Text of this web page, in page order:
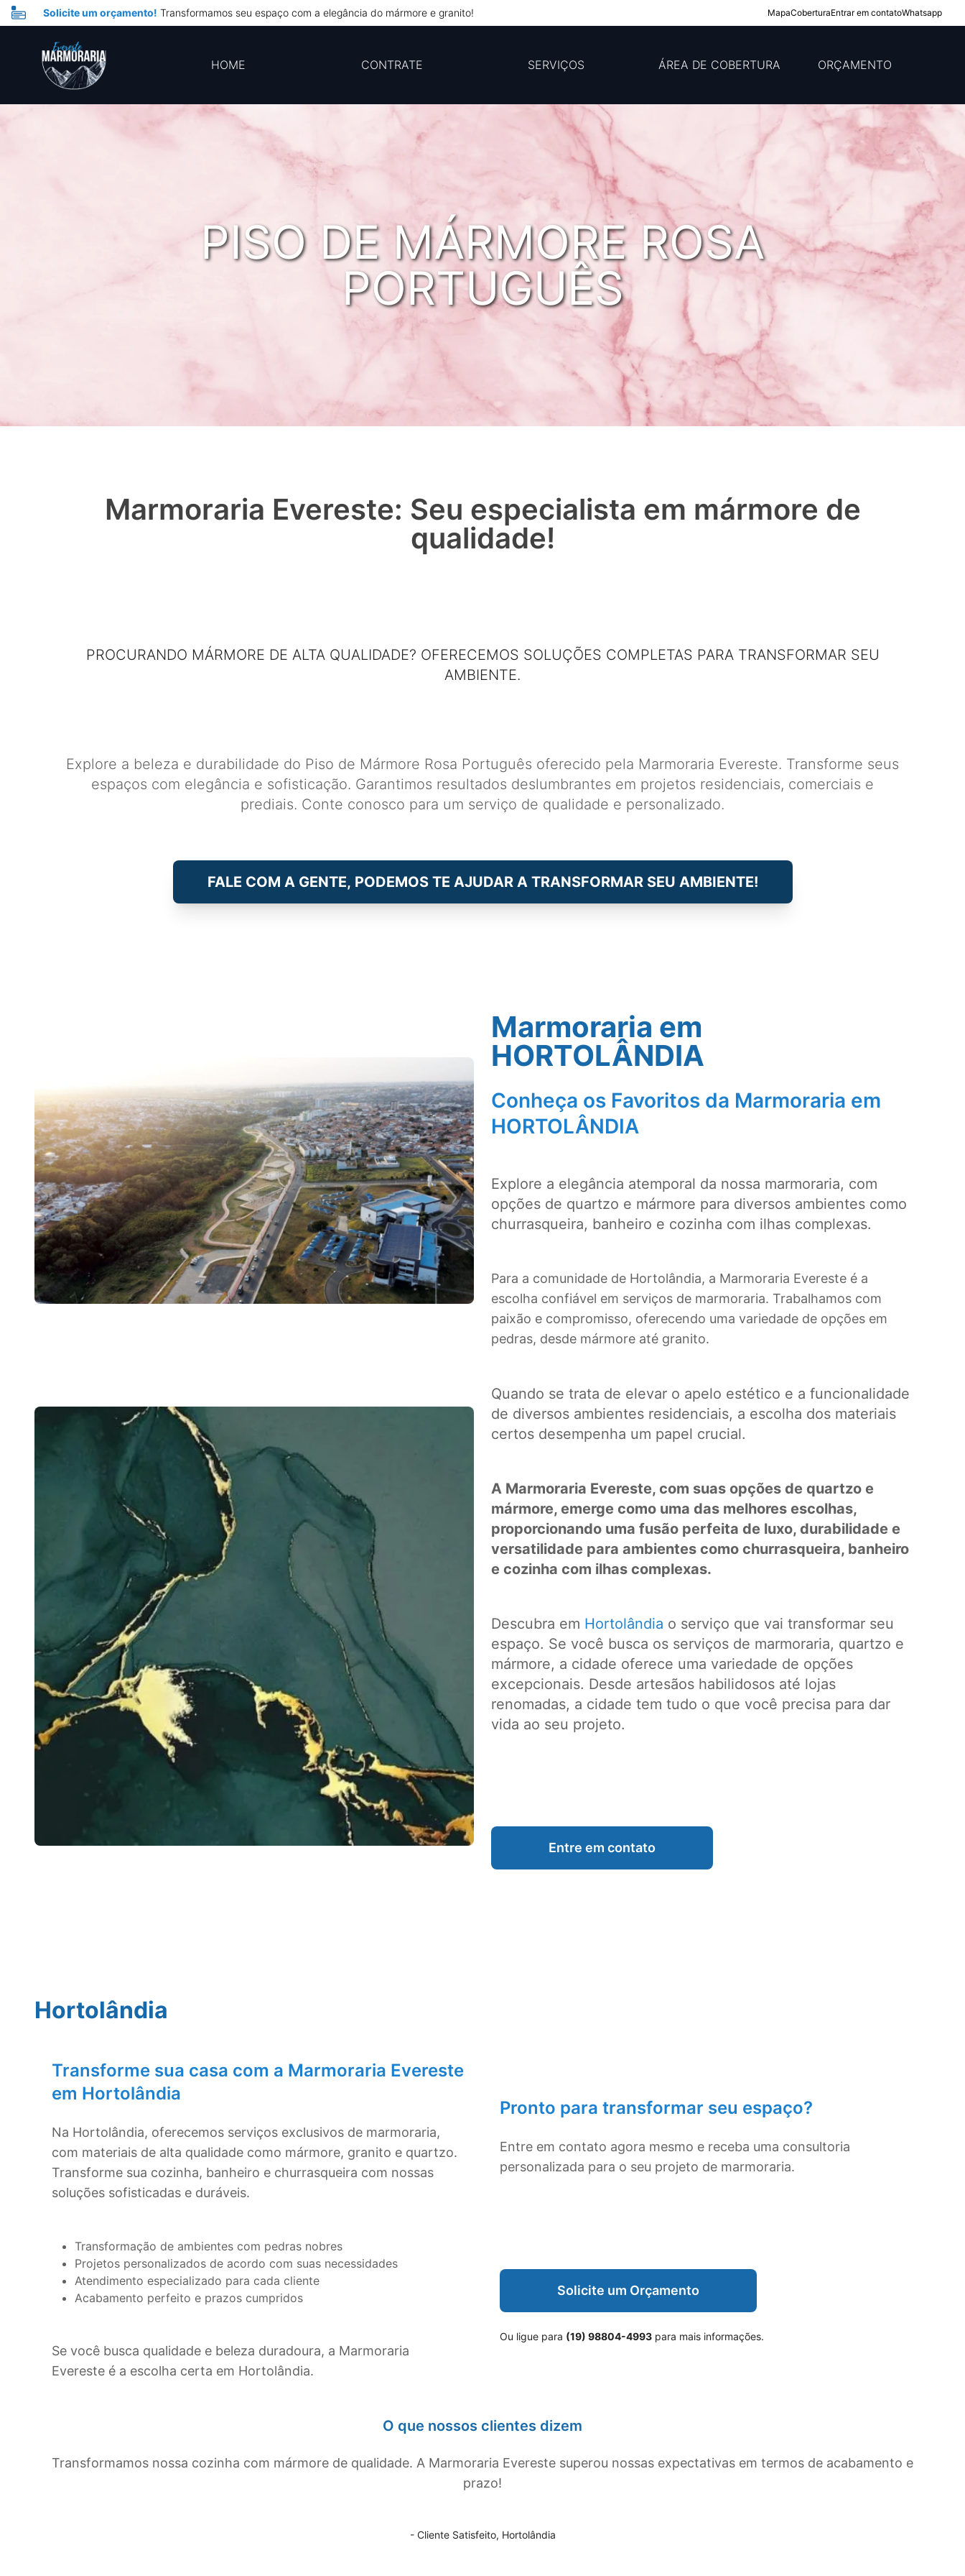
Solicite um orçamento! Transformamos seu espaço com a elegância do mármore e granito! MapaCoberturaEntrar em contatoWhatsapp
HOME CONTRATE SERVIÇOS ÁREA DE COBERTURA ORÇAMENTO
PISO DE MÁRMORE ROSA
PORTUGUÊS
Marmoraria Evereste: Seu especialista em mármore de
qualidade!
PROCURANDO MÁRMORE DE ALTA QUALIDADE? OFERECEMOS SOLUÇÕES COMPLETAS PARA TRANSFORMAR SEU
AMBIENTE.
Explore a beleza e durabilidade do Piso de Mármore Rosa Português oferecido pela Marmoraria Evereste. Transforme seus
espaços com elegância e sofisticação. Garantimos resultados deslumbrantes em projetos residenciais, comerciais e
prediais. Conte conosco para um serviço de qualidade e personalizado.
FALE COM A GENTE, PODEMOS TE AJUDAR A TRANSFORMAR SEU AMBIENTE!
Marmoraria em
HORTOLÂNDIA
Conheça os Favoritos da Marmoraria em
HORTOLÂNDIA
Explore a elegância atemporal da nossa marmoraria, com
opções de quartzo e mármore para diversos ambientes como
churrasqueira, banheiro e cozinha com ilhas complexas.
Para a comunidade de Hortolândia, a Marmoraria Evereste é a
escolha confiável em serviços de marmoraria. Trabalhamos com
paixão e compromisso, oferecendo uma variedade de opções em
pedras, desde mármore até granito.
Quando se trata de elevar o apelo estético e a funcionalidade
de diversos ambientes residenciais, a escolha dos materiais
certos desempenha um papel crucial.
A Marmoraria Evereste, com suas opções de quartzo e
mármore, emerge como uma das melhores escolhas,
proporcionando uma fusão perfeita de luxo, durabilidade e
versatilidade para ambientes como churrasqueira, banheiro
e cozinha com ilhas complexas.
Descubra em Hortolândia o serviço que vai transformar seu
espaço. Se você busca os serviços de marmoraria, quartzo e
mármore, a cidade oferece uma variedade de opções
excepcionais. Desde artesãos habilidosos até lojas
renomadas, a cidade tem tudo o que você precisa para dar
vida ao seu projeto.
Entre em contato
Hortolândia
Transforme sua casa com a Marmoraria Evereste
em Hortolândia
Na Hortolândia, oferecemos serviços exclusivos de marmoraria,
com materiais de alta qualidade como mármore, granito e quartzo.
Transforme sua cozinha, banheiro e churrasqueira com nossas
soluções sofisticadas e duráveis.
Transformação de ambientes com pedras nobres
Projetos personalizados de acordo com suas necessidades
Atendimento especializado para cada cliente
Acabamento perfeito e prazos cumpridos
Se você busca qualidade e beleza duradoura, a Marmoraria
Evereste é a escolha certa em Hortolândia.
Pronto para transformar seu espaço?
Entre em contato agora mesmo e receba uma consultoria
personalizada para o seu projeto de marmoraria.
Solicite um Orçamento
Ou ligue para (19) 98804-4993 para mais informações.
O que nossos clientes dizem
Transformamos nossa cozinha com mármore de qualidade. A Marmoraria Evereste superou nossas expectativas em termos de acabamento e
prazo!
- Cliente Satisfeito, Hortolândia